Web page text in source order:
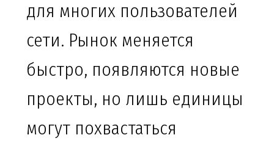
для многих пользователей
сети. Рынок меняется
быстро, появляются новые
проекты, но лишь единицы
могут похвастаться